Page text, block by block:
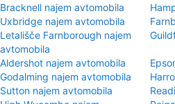
Bracknell najem avtomobila
Uxbridge najem avtomobila
Letališče Farnborough najem
avtomobila
Aldershot najem avtomobila
Godalming najem avtomobila
Sutton najem avtomobila